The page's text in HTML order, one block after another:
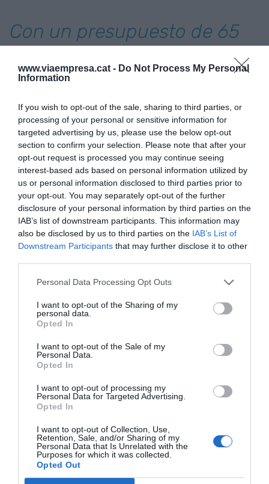
www.viaempresa.cat - Do Not Process My Personal
Information
If you wish to opt-out of the sale, sharing to third parties, or
processing of your personal or sensitive information for
targeted advertising by us, please use the below opt-out
section to confirm your selection. Please note that after your
opt-out request is processed you may continue seeing
interest-based ads based on personal information utilized by
us or personal information disclosed to third parties prior to
your opt-out. You may separately opt-out of the further
disclosure of your personal information by third parties on the
IAB’s list of downstream participants. This information may
also be disclosed by us to third parties on the IAB’s List of
Downstream Participants that may further disclose it to other
Personal Data Processing Opt Outs
I want to opt-out of the Sharing of my
personal data.
Opted In
I want to opt-out of the Sale of my
Personal Data.
Opted In
I want to opt-out of processing my
Personal Data for Targeted Advertising.
Opted In
I want to opt-out of Collection, Use,
Retention, Sale, and/or Sharing of my
Personal Data that Is Unrelated with the
Purposes for which it was collected.
Opted Out
Con un presupuesto de 65
1.400 profesionales y 4.000
personas atendidas y
usuarias de los diferentes
servicios, Ampans es hoy un
referente más allá del Bages
Tanto es así que, en una primera etapa, las
donaciones de particulares, como la finca de
Santa Maria de Comabella por parte de lafamilia
Payàs-Puigarnauen 1973, permitieron ir
expandiendo los servicios. Había que generar
ingresos y las campañas como la emblemática
recogida de papel y botellas de cava bajo el lema
La Botella y el Papel
fueron una fuente clave y
recurrente de ingresos a lo largo de 25 años.
Paralelamente, era fundamental implicar y
sensibilizar a la sociedad manresana,
participaban como voluntarios en la campaña.
Se avanzaba, poco a poco, en la escuela, el trabajo
y también los servicios residenciales, con la
búsqueda de un lugar donde vivir de la manera
más independiente, o dicho de otro modo lo